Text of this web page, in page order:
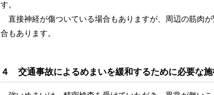
す。
直接神経が傷ついている場合もありますが、周辺の筋肉
合もあります。
４ 交通事故によるめまいを緩和するために必要な